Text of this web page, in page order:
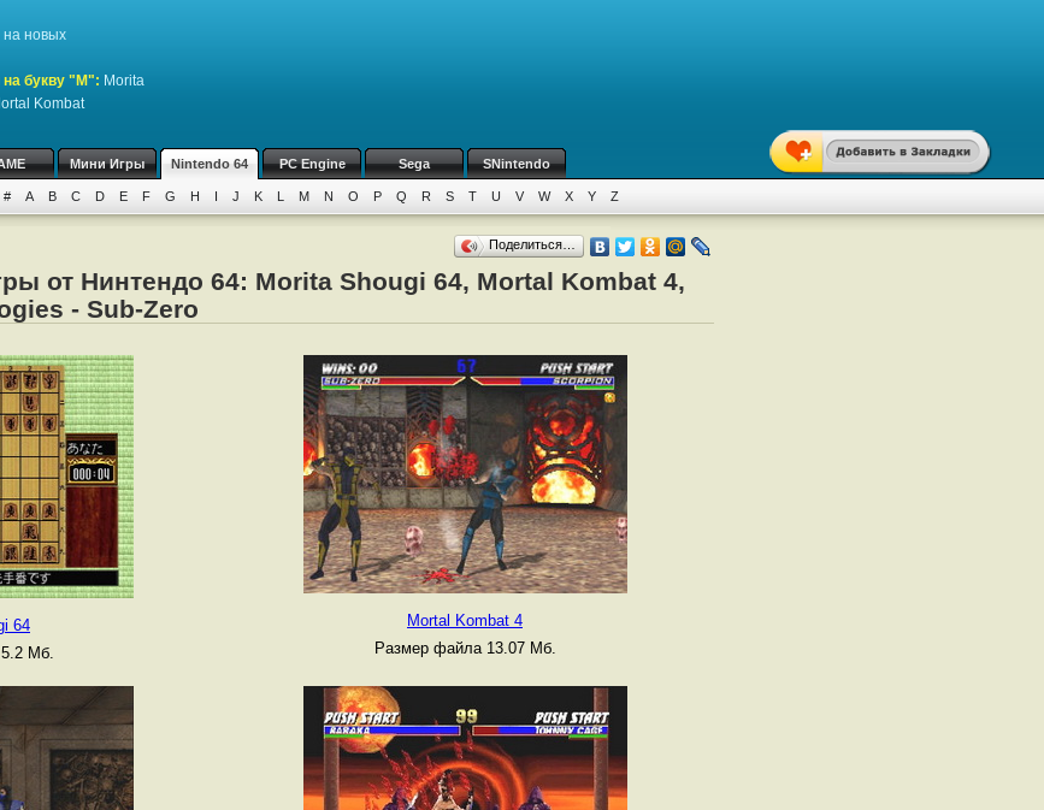
новых
букву "M": Morita
Kombat
Мини Игры Nintendo 64 PC Engine Sega SNintendo
# A B C D E F G H I J K L M N O P Q R S T U V W X Y Z
Поделиться…
от Нинтендо 64: Morita Shougi 64, Mortal Kombat 4,
- Sub-Zero
64
Мб.
Mortal Kombat 4
Размер файла 13.07 Мб.